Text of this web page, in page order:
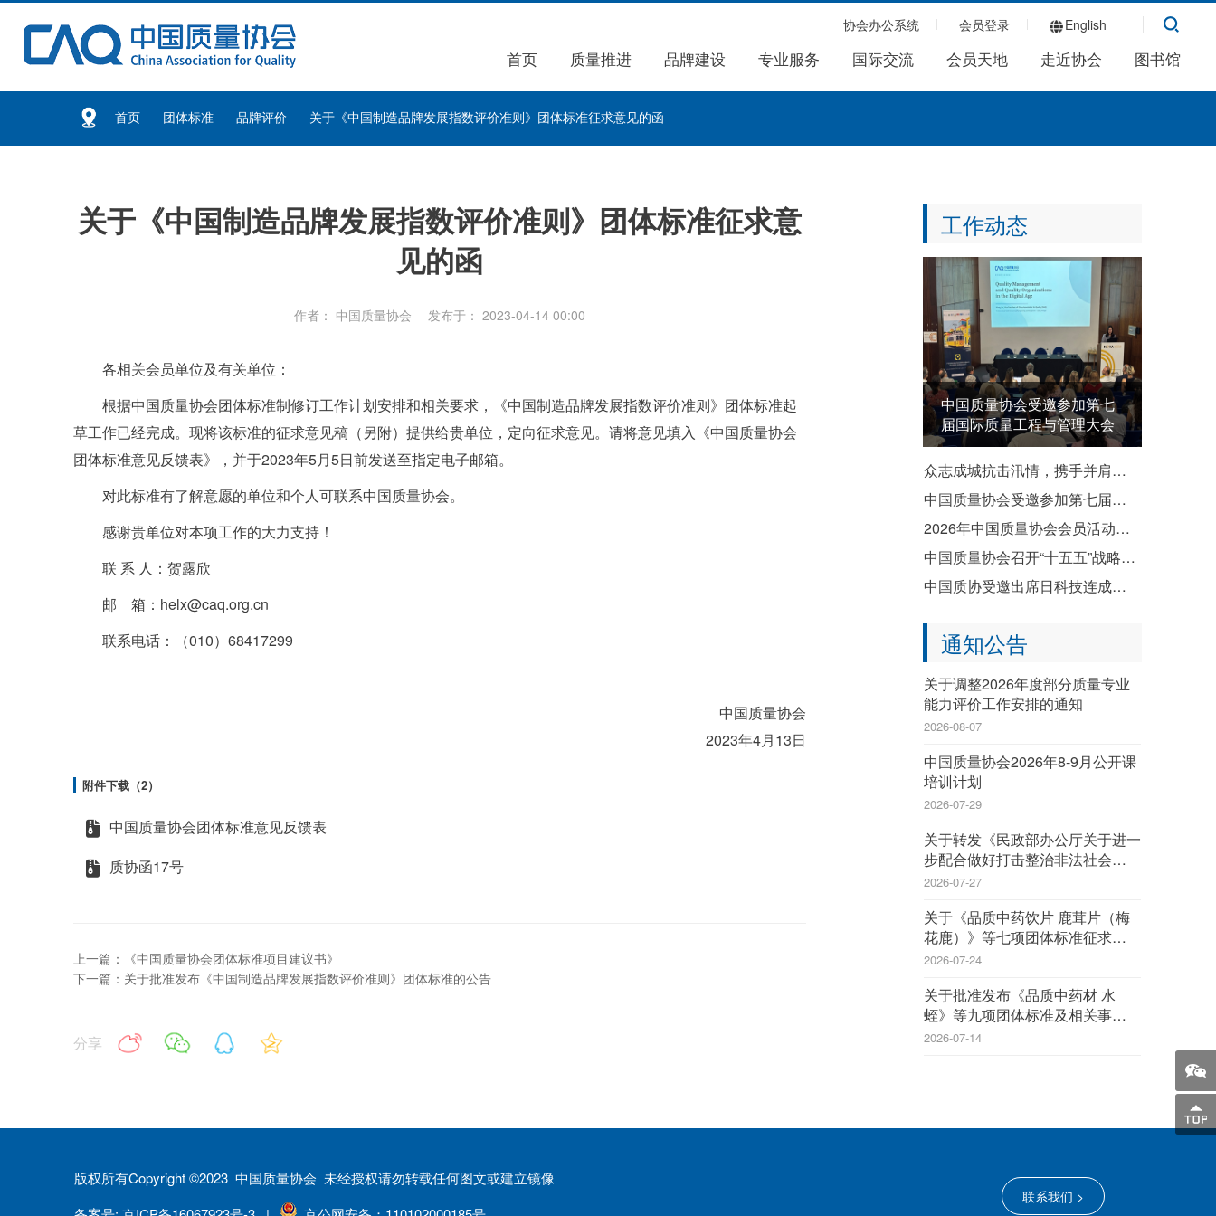
协会办公系统 会员登录 English
首页 质量推进 品牌建设 专业服务 国际交流 会员天地 走近协会 图书馆
首页 团体标准 品牌评价 关于《中国制造品牌发展指数评价准则》团体标准征求意见的函
关于《中国制造品牌发展指数评价准则》团体标准征求意
见的函
作者： 中国质量协会 发布于： 2023-04-14 00:00
各相关会员单位及有关单位：
根据中国质量协会团体标准制修订工作计划安排和相关要求，《中国制造品牌发展指数评价准则》团体标准起
草工作已经完成。现将该标准的征求意见稿（另附）提供给贵单位，定向征求意见。请将意见填入《中国质量协会
团体标准意见反馈表》，并于2023年5月5日前发送至指定电子邮箱。
对此标准有了解意愿的单位和个人可联系中国质量协会。
感谢贵单位对本项工作的大力支持！
联 系 人：贺露欣
邮 箱： helx@caq.org.cn
联系电话：（010）68417299
中国质量协会
2023年4月13日
附件下载（2）
中国质量协会团体标准意见反馈表
质协函17号
上一篇：《中国质量协会团体标准项目建议书》
下一篇：关于批准发布《中国制造品牌发展指数评价准则》团体标准的公告
分享
工作动态
中国质量协会受邀参加第七
届国际质量工程与管理大会
众志成城抗击汛情，携手并肩共渡难关——致全国质协系统各成员单位防汛救灾倡议书
中国质量协会受邀参加第七届国际质量工程与管理大会
2026年中国质量协会会员活动暨企业质量文化建设推进交流活动成功举办
中国质量协会召开“十五五”战略规划宣贯会
中国质协受邀出席日科技连成立80周年纪念演讲会暨纪念祝贺会
通知公告
关于调整2026年度部分质量专业
能力评价工作安排的通知
2026-08-07
中国质量协会2026年8-9月公开课
培训计划
2026-07-29
关于转发《民政部办公厅关于进一
步配合做好打击整治非法社会组织
工作的通知》的通知
2026-07-27
关于《品质中药饮片 鹿茸片（梅
花鹿）》等七项团体标准征求意见
的函
2026-07-24
关于批准发布《品质中药材 水
蛭》等九项团体标准及相关事宜的
公告
2026-07-14
版权所有Copyright ©2023 中国质量协会 未经授权请勿转载任何图文或建立镜像
联系我们 >